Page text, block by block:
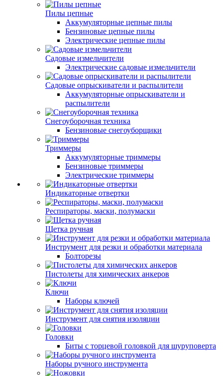
Пилы цепные
Аккумуляторные цепные пилы
Бензиновые цепные пилы
Электрические цепные пилы
Садовые измельчители
Электрические садовые измельчители
Садовые опрыскиватели и распылители
Аккумуляторные опрыскиватели и
распылители
Снегоуборочная техника
Бензиновые снегоуборщики
Триммеры
Аккумуляторные триммеры
Бензиновые триммеры
Электрические триммеры
Индикаторные отвертки
Респираторы, маски, полумаски
Щетка ручная
Инструмент для резки и обработки материала
Болторезы
Пистолеты для химических анкеров
Ключи
Наборы ключей
Инструмент для снятия изоляции
Головки
Биты с торцевой головкой для шуруповерта
Наборы ручного инструмента